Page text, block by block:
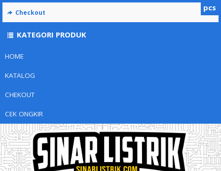
HOME
KATALOG
CHEKOUT
CEK ONGKIR
pcs
Checkout
KATEGORI PRODUK